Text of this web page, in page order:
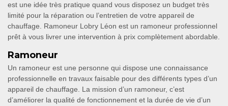
est une idée très pratique quand vous disposez un budget très
limité pour la réparation ou l’entretien de votre appareil de
chauffage. Ramoneur Lobry Léon est un ramoneur professionnel
prêt à vous livrer une intervention à prix complètement abordable.
Ramoneur
Un ramoneur est une personne qui dispose une connaissance
professionnelle en travaux faisable pour des différents types d’un
appareil de chauffage. La mission d’un ramoneur, c’est
d’améliorer la qualité de fonctionnement et la durée de vie d’un